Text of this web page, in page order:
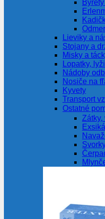
Lieviky a
Stojany a
Misky a
Lopatky,
Nádoby
Nosiče na
Kyvety
Transport
Ostatné
Zátky,